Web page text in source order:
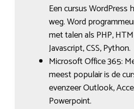
Een cursus WordPress
weg. Word
met talen als PHP,
Javascript, CSS, Python.
Microsoft Office 365:
meest populair is de
evenzeer Outlook,
Powerpoint.